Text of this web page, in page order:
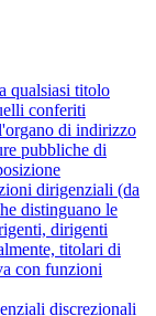
qualsiasi titolo
conferiti
di indirizzo
pubbliche di
dirigenziali (da
distinguano le
dirigenti
titolari di
con funzioni
discrezionali